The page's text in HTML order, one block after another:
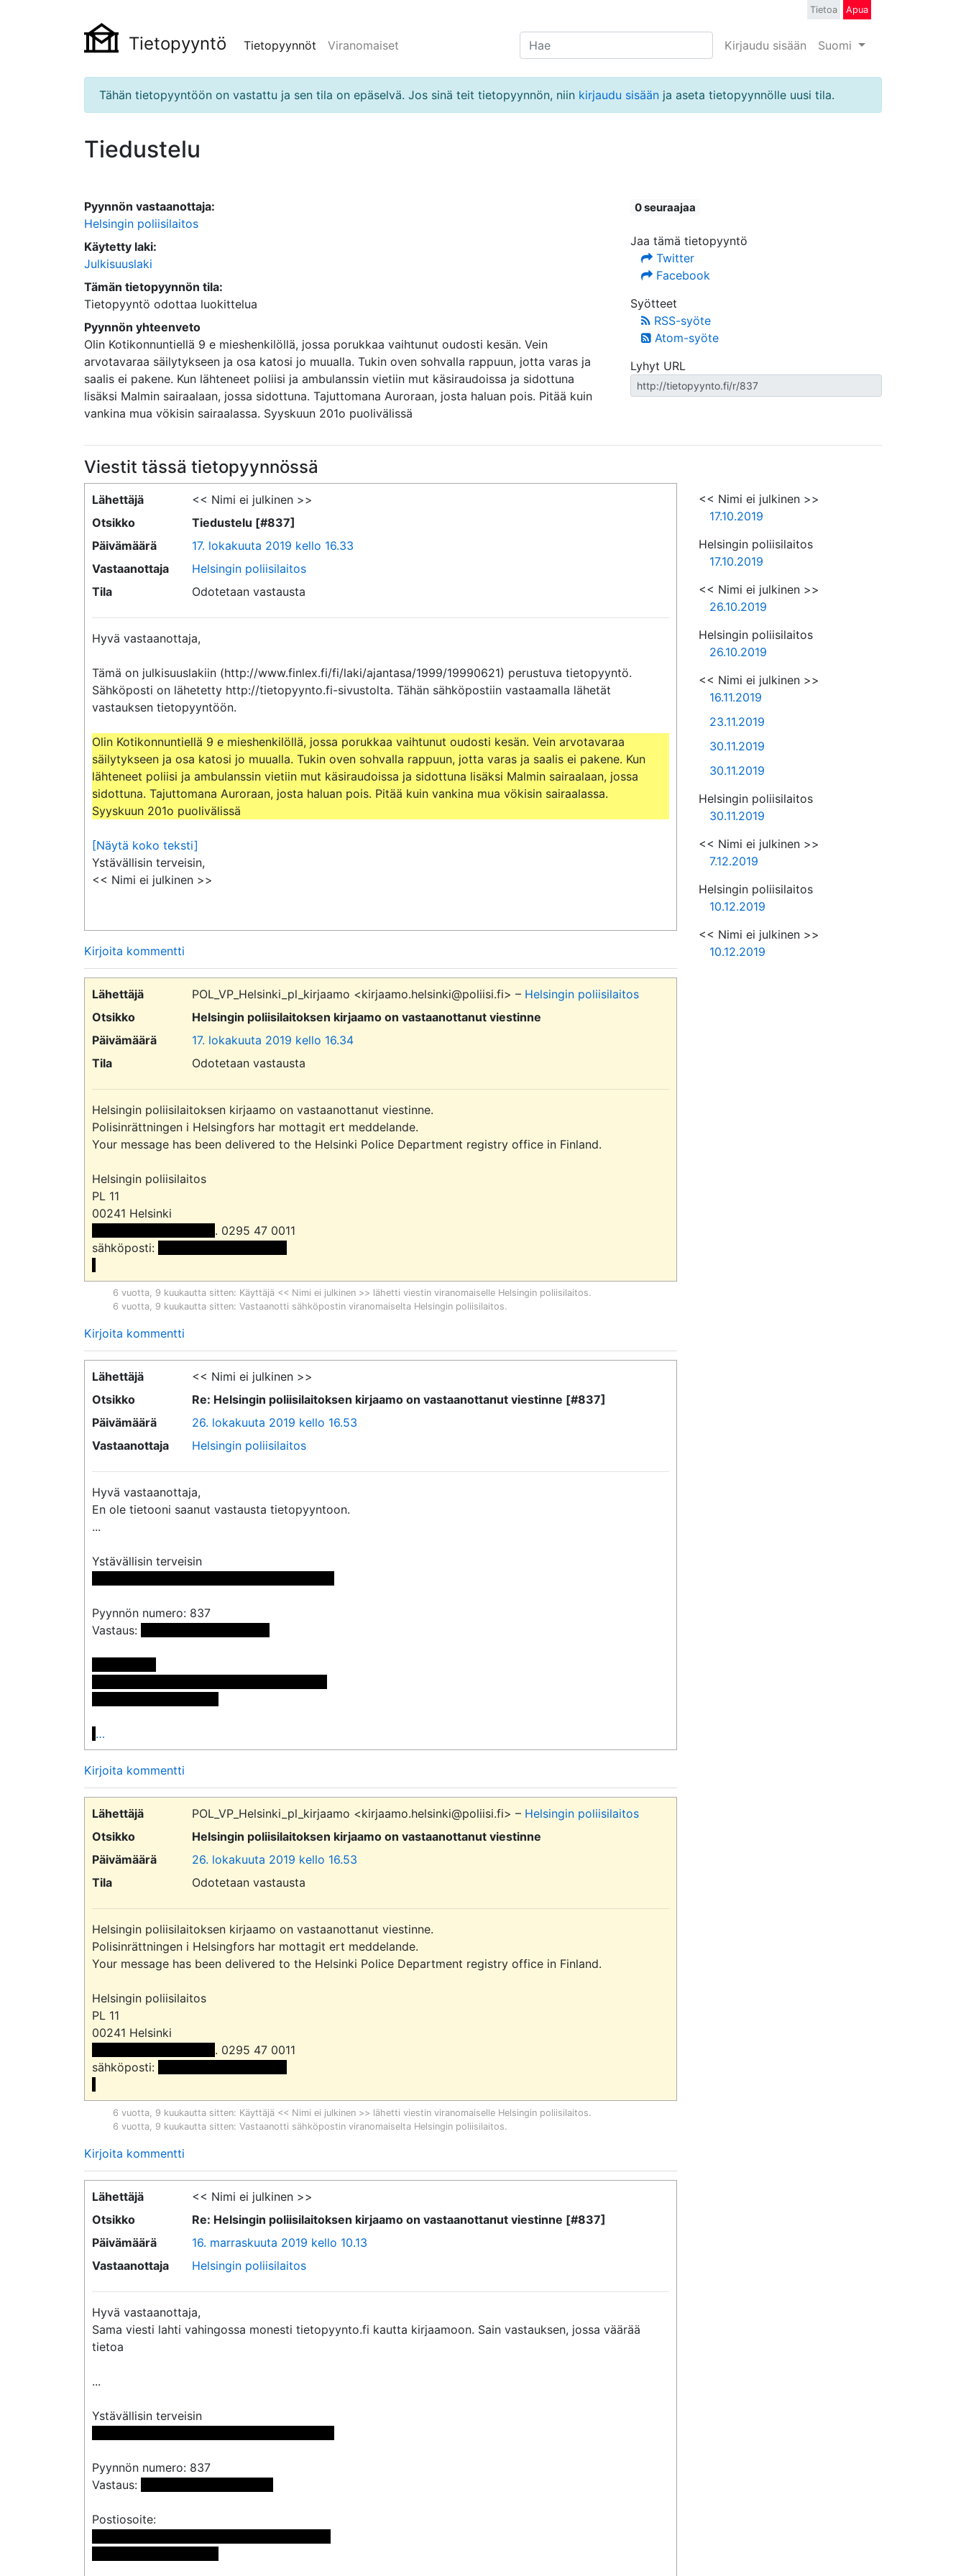
Tietopyyntö Tietopyynnöt Viranomaiset Kirjaudu sisään Suomi
Tietoa Apua
Tähän tietopyyntöön on vastattu ja sen tila on epäselvä. Jos sinä teit tietopyynnön, niin kirjaudu sisään ja aseta tietopyynnölle uusi tila.
Tiedustelu
Pyynnön vastaanottaja:
Helsingin poliisilaitos
Käytetty laki:
Julkisuuslaki
Tämän tietopyynnön tila:
Tietopyyntö odottaa luokittelua
Pyynnön yhteenveto
Olin Kotikonnuntiellä 9 e mieshenkilöllä, jossa porukkaa vaihtunut oudosti kesän. Vein
arvotavaraa säilytykseen ja osa katosi jo muualla. Tukin oven sohvalla rappuun, jotta varas ja
saalis ei pakene. Kun lähteneet poliisi ja ambulanssin vietiin mut käsiraudoissa ja sidottuna
lisäksi Malmin sairaalaan, jossa sidottuna. Tajuttomana Auroraan, josta haluan pois. Pitää kuin
vankina mua vökisin sairaalassa. Syyskuun 201o puolivälissä
0 seuraajaa
Jaa tämä tietopyyntö
Twitter
Facebook
Syötteet
RSS-syöte
Atom-syöte
Lyhyt URL
Viestit tässä tietopyynnössä
<< Nimi ei julkinen >>
17.10.2019
Helsingin poliisilaitos
17.10.2019
<< Nimi ei julkinen >>
26.10.2019
Helsingin poliisilaitos
26.10.2019
<< Nimi ei julkinen >>
16.11.2019
23.11.2019
30.11.2019
30.11.2019
Helsingin poliisilaitos
30.11.2019
<< Nimi ei julkinen >>
7.12.2019
Helsingin poliisilaitos
10.12.2019
<< Nimi ei julkinen >>
10.12.2019
Lähettäjä
<< Nimi ei julkinen >>
Otsikko
Tiedustelu [#837]
Päivämäärä
17. lokakuuta 2019 kello 16.33
Vastaanottaja
Helsingin poliisilaitos
Tila
Odotetaan vastausta
Hyvä vastaanottaja,
Tämä on julkisuuslakiin (http://www.finlex.fi/fi/laki/ajantasa/1999/19990621) perustuva tietopyyntö.
Sähköposti on lähetetty http://tietopyynto.fi-sivustolta. Tähän sähköpostiin vastaamalla lähetät
vastauksen tietopyyntöön.
Olin Kotikonnuntiellä 9 e mieshenkilöllä, jossa porukkaa vaihtunut oudosti kesän. Vein arvotavaraa
säilytykseen ja osa katosi jo muualla. Tukin oven sohvalla rappuun, jotta varas ja saalis ei pakene. Kun
lähteneet poliisi ja ambulanssin vietiin mut käsiraudoissa ja sidottuna lisäksi Malmin sairaalaan, jossa
sidottuna. Tajuttomana Auroraan, josta haluan pois. Pitää kuin vankina mua vökisin sairaalassa.
Syyskuun 201o puolivälissä
[Näytä koko teksti]
Ystävällisin terveisin,
<< Nimi ei julkinen >>
Kirjoita kommentti
Lähettäjä POL_VP_Helsinki_pl_kirjaamo <kirjaamo.helsinki@poliisi.fi> – Helsingin poliisilaitos
Otsikko
Helsingin poliisilaitoksen kirjaamo on vastaanottanut viestinne
Päivämäärä
17. lokakuuta 2019 kello 16.34
Tila
Odotetaan vastausta
Helsingin poliisilaitoksen kirjaamo on vastaanottanut viestinne.
Polisinrättningen i Helsingfors har mottagit ert meddelande.
Your message has been delivered to the Helsinki Police Department registry office in Finland.
Helsingin poliisilaitos
PL 11
. 0295 47 0011
sähköposti:
6 vuotta, 9 kuukautta sitten: Käyttäjä << Nimi ei julkinen >> lähetti viestin viranomaiselle Helsingin poliisilaitos.
6 vuotta, 9 kuukautta sitten: Vastaanotti sähköpostin viranomaiselta Helsingin poliisilaitos.
Kirjoita kommentti
Lähettäjä
<< Nimi ei julkinen >>
Otsikko
Re: Helsingin poliisilaitoksen kirjaamo on vastaanottanut viestinne [#837]
Päivämäärä
26. lokakuuta 2019 kello 16.53
Vastaanottaja
Helsingin poliisilaitos
Hyvä vastaanottaja,
En ole tietooni saanut vastausta tietopyyntoon.
...
Pyynnön numero: 837
Vastaus:
…
Kirjoita kommentti
Lähettäjä POL_VP_Helsinki_pl_kirjaamo <kirjaamo.helsinki@poliisi.fi> – Helsingin poliisilaitos
Otsikko
Helsingin poliisilaitoksen kirjaamo on vastaanottanut viestinne
Päivämäärä
26. lokakuuta 2019 kello 16.53
Tila
Odotetaan vastausta
Helsingin poliisilaitoksen kirjaamo on vastaanottanut viestinne.
Polisinrättningen i Helsingfors har mottagit ert meddelande.
Your message has been delivered to the Helsinki Police Department registry office in Finland.
Helsingin poliisilaitos
PL 11
. 0295 47 0011
sähköposti:
6 vuotta, 9 kuukautta sitten: Käyttäjä << Nimi ei julkinen >> lähetti viestin viranomaiselle Helsingin poliisilaitos.
6 vuotta, 9 kuukautta sitten: Vastaanotti sähköpostin viranomaiselta Helsingin poliisilaitos.
Kirjoita kommentti
Lähettäjä
<< Nimi ei julkinen >>
Otsikko
Re: Helsingin poliisilaitoksen kirjaamo on vastaanottanut viestinne [#837]
Päivämäärä
16. marraskuuta 2019 kello 10.13
Vastaanottaja
Helsingin poliisilaitos
Hyvä vastaanottaja,
Sama viesti lahti vahingossa monesti tietopyynto.fi kautta kirjaamoon. Sain vastauksen, jossa väärää
tietoa
...
Pyynnön numero: 837
Vastaus: